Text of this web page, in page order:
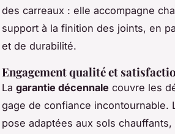
des carreaux : elle accompagne
support à la finition des joints, en
et de durabilité.
Engagement qualité et
La garantie décennale couvre les
gage de confiance incontournable.
pose adaptées aux sols